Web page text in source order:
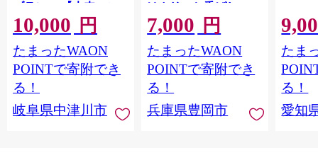
ブラン」 【未来のご
褒美】スイーツ 栗 モ
ンブラン くりきんと
ん デザート ご褒美 お
取り寄せ くり お菓子
10,000 円
たまったWAON
POINTで寄附でき
る！
岐阜県中津川市
はカリッと香ばしい
中はもっちり ラム酒
バニラ お取り寄せ ス
イーツ 焼き菓子 詰め
合わせ ホワイトデー
お返し 冷凍 手作り 化
粧箱入り ギフト TAS
BAKE
7,000 円
たまったWAON
POINTで寄附でき
る！
兵庫県豊岡市
たま
る！
愛知